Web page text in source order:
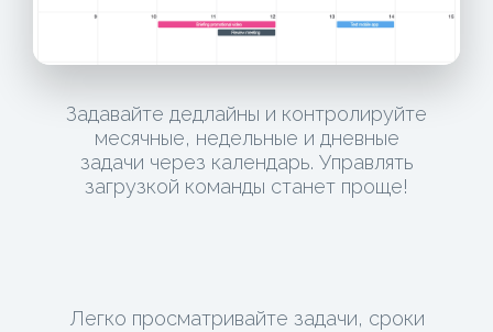
Задавайте дедлайны и контролируйте
месячные, недельные и дневные
задачи через календарь. Управлять
загрузкой команды станет проще!
Легко просматривайте задачи, сроки